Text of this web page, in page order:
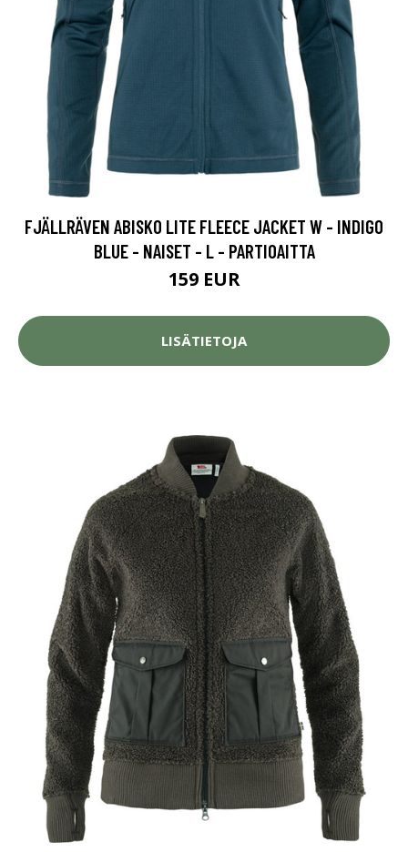
FJÄLLRÄVEN ABISKO LITE FLEECE JACKET W - INDIGO
BLUE - NAISET - L - PARTIOAITTA
159 EUR
LISÄTIETOJA